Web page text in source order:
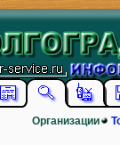
Организации